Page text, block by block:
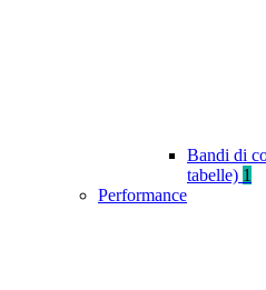
Bandi di
tabelle) 1
Performance